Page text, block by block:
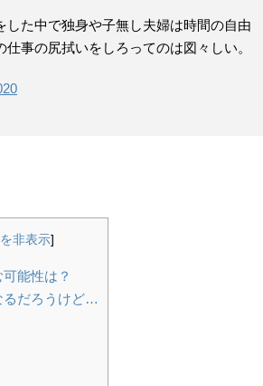
た中で独身や子無し夫婦は時間の自由
事の尻拭いをしろってのは図々しい。
非表示]
能性は？
るだろうけど…